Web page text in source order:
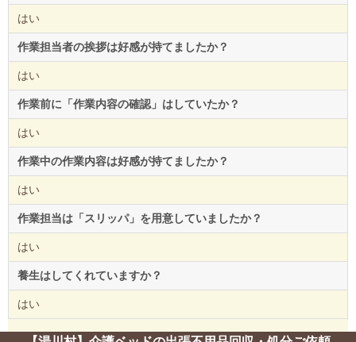
はい
作業担当者の挨拶は好感が持てましたか？
はい
作業前に「作業内容の確認」はしていたか？
はい
作業中の作業内容は好感が持てましたか？
はい
作業担当は「スリッパ」を用意していましたか？
はい
養生はしてくれていますか？
はい